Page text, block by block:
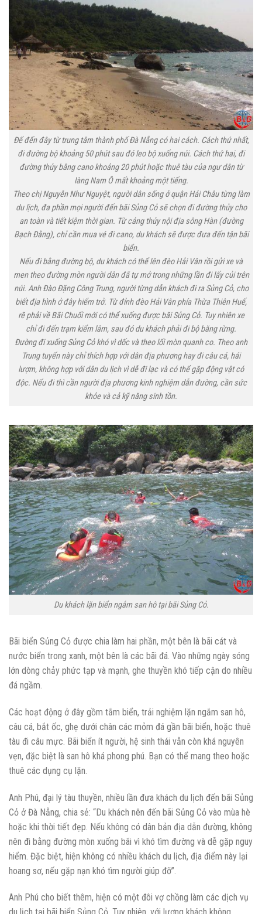
Để đến đây từ trung tâm thành phố Đà Nẵng có hai cách. Cách thứ nhất,
đi đường bộ khoảng 50 phút sau đó leo bộ xuống núi. Cách thứ hai, đi
đường thủy bằng cano khoảng 20 phút hoặc thuê tàu của ngư dân từ
làng Nam Ô mất khoảng một tiếng.
Theo chị Nguyễn Như Nguyệt, người dân sống ở quận Hải Châu từng làm
du lịch, đa phần mọi người đến bãi Sủng Cỏ sẽ chọn đi đường thủy cho
an toàn và tiết kiệm thời gian. Từ cảng thủy nội địa sông Hàn (đường
Bạch Đằng), chỉ cần mua vé đi cano, du khách sẽ được đưa đến tận bãi
biển.
Nếu đi bằng đường bộ, du khách có thể lên đèo Hải Vân rồi gửi xe và
men theo đường mòn người dân đã tự mở trong những lần đi lấy củi trên
núi. Anh Đào Đặng Công Trung, người từng dẫn khách đi ra Sủng Cỏ, cho
biết địa hình ở đây hiểm trở. Từ đỉnh đèo Hải Vân phía Thừa Thiên Huế,
rẽ phải về Bãi Chuối mới có thể xuống được bãi Sủng Cỏ. Tuy nhiên xe
chỉ đi đến trạm kiểm lâm, sau đó du khách phải đi bộ băng rừng.
Đường đi xuống Sủng Cỏ khó vì dốc và theo lối mòn quanh co. Theo anh
Trung tuyến này chỉ thích hợp với dân địa phương hay đi câu cá, hái
lượm, không hợp với dân du lịch vì dễ đi lạc và có thể gặp động vật có
độc. Nếu đi thì cần người địa phương kinh nghiệm dẫn đường, cần sức
khỏe và cả kỹ năng sinh tồn.
Du khách lặn biển ngắm san hô tại bãi Sủng Cỏ.
Bãi biển Sủng Cỏ được chia làm hai phần, một bên là bãi cát và
nước biển trong xanh, một bên là các bãi đá. Vào những ngày sóng
lớn dòng chảy phức tạp và mạnh, ghe thuyền khó tiếp cận do nhiều
đá ngầm.
Các hoạt động ở đây gồm tắm biển, trải nghiệm lặn ngắm san hô,
câu cá, bắt ốc, ghẹ dưới chân các mỏm đá gần bãi biển, hoặc thuê
tàu đi câu mực. Bãi biển ít người, hệ sinh thái vẫn còn khá nguyên
vẹn, đặc biệt là san hô khá phong phú. Bạn có thể mang theo hoặc
thuê các dụng cụ lặn.
Anh Phú, đại lý tàu thuyền, nhiều lần đưa khách du lịch đến bãi Sủng
Cỏ ở Đà Nẵng, chia sẻ: “Du khách nên đến bãi Sủng Cỏ vào mùa hè
hoặc khi thời tiết đẹp. Nếu không có dân bản địa dẫn đường, không
nên đi bằng đường mòn xuống bãi vì khó tìm đường và dễ gặp nguy
hiểm. Đặc biệt, hiện không có nhiều khách du lịch, địa điểm này lại
hoang sơ, nếu gặp nạn khó tìm người giúp đỡ”.
Anh Phú cho biết thêm, hiện có một đôi vợ chồng làm các dịch vụ